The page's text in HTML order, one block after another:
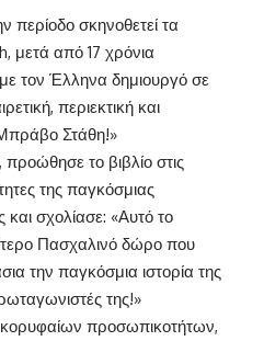
σκηνοθετεί τα
μετά από 17 χρόνια
τον Έλληνα δημιουργό σε
περιεκτική και
Στάθη!»
το βιβλίο στις
της παγκόσμιας
και σχολίασε: «Αυτό το
Πασχαλινό δώρο που
την παγκόσμια ιστορία της
της!»
προσωπικοτήτων,